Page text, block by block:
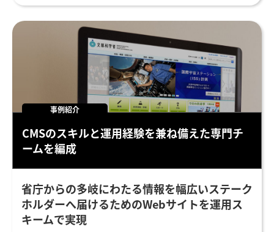
事例紹介
CMSのスキルと運用経験を兼ね備えた専門チ
ームを編成
省庁からの多岐にわたる情報を幅広いステーク
ホルダーへ届けるためのWebサイトを運用ス
キームで実現